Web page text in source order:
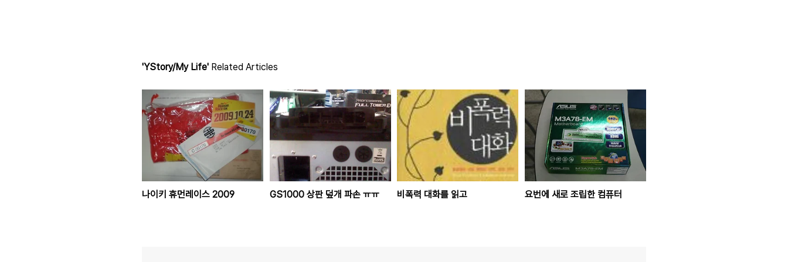
'YStory/My Life' Related Articles
나이키 휴먼레이스 2009 GS1000 상판 덮개 파손 ㅠㅠ 비폭력 대화를 읽고 요번에 새로 조립한 컴퓨터